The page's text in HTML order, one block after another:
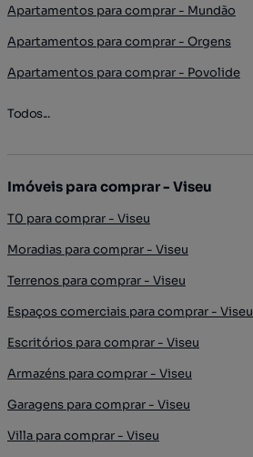
Apartamentos para comprar - Mundão
Apartamentos para comprar - Orgens
Apartamentos para comprar - Povolide
Todos...
Imóveis para comprar - Viseu
T0 para comprar - Viseu
Moradias para comprar - Viseu
Terrenos para comprar - Viseu
Espaços comerciais para comprar - Viseu
Escritórios para comprar - Viseu
Armazéns para comprar - Viseu
Garagens para comprar - Viseu
Villa para comprar - Viseu